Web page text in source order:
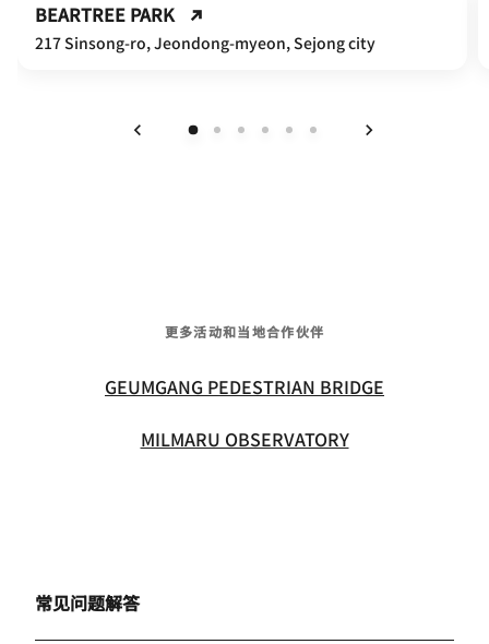
BEARTREE PARK
217 Sinsong-ro, Jeondong-myeon, Sejong city
更多活动和当地合作伙伴
GEUMGANG PEDESTRIAN BRIDGE
MILMARU OBSERVATORY
常见问题解答